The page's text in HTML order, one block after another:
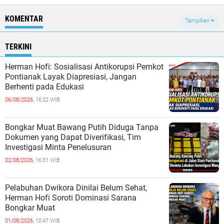
KOMENTAR
Tampilkan
TERKINI
Herman Hofi: Sosialisasi Antikorupsi Pemkot
Pontianak Layak Diapresiasi, Jangan
Berhenti pada Edukasi
06/08/2026, 16:22 WIB
Bongkar Muat Bawang Putih Diduga Tanpa
Dokumen yang Dapat Diverifikasi, Tim
Investigasi Minta Penelusuran
02/08/2026, 16:31 WIB
Pelabuhan Dwikora Dinilai Belum Sehat,
Herman Hofi Soroti Dominasi Sarana
Bongkar Muat
01/08/2026, 10:47 WIB